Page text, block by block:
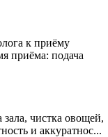
к приёму
приёма: подача
чистка овощей,
и аккуратнос...